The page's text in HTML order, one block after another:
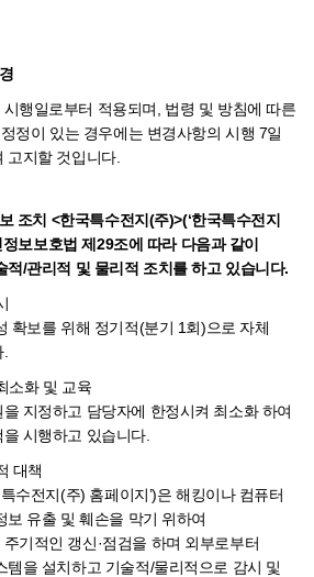
행일로부터 적용되며, 법령 및 방침에 따른
정이 있는 경우에는 변경사항의 시행 7일
고지할 것입니다.
조치 <한국특수전지(주)>(‘한국특수전지
보보호법 제29조에 따라 다음과 같이
적/관리적 및 물리적 조치를 하고 있습니다.
확보를 위해 정기적(분기 1회)으로 자체
소화 및 교육
지정하고 담당자에 한정시켜 최소화 하여
시행하고 있습니다.
대책
수전지(주) 홈페이지’)은 해킹이나 컴퓨터
보 유출 및 훼손을 막기 위하여
기적인 갱신·점검을 하며 외부로부터
템을 설치하고 기술적/물리적으로 감시 및